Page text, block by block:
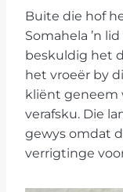
Buite die hof
Somahela ’n
beskuldig het
het vroeër by
kliënt geneem
verafsku. Die
gewys omdat
verrigtinge